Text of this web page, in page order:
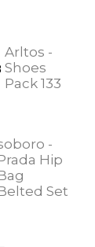
Arltos -
Shoes
Pack 133
-
Hip
Set